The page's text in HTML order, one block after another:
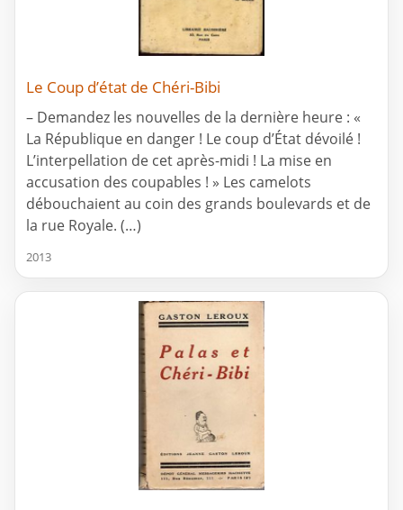
Le Coup d’état de Chéri-Bibi
– Demandez les nouvelles de la dernière heure : «
La République en danger ! Le coup d’État dévoilé !
L’interpellation de cet après-midi ! La mise en
accusation des coupables ! » Les camelots
débouchaient au coin des grands boulevards et de
la rue Royale. (…)
2013